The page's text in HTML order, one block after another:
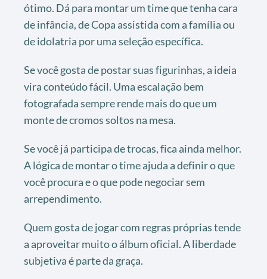
ótimo. Dá para montar um time que tenha cara
de infância, de Copa assistida com a família ou
de idolatria por uma seleção específica.
Se você gosta de postar suas figurinhas, a ideia
vira conteúdo fácil. Uma escalação bem
fotografada sempre rende mais do que um
monte de cromos soltos na mesa.
Se você já participa de trocas, fica ainda melhor.
A lógica de montar o time ajuda a definir o que
você procura e o que pode negociar sem
arrependimento.
Quem gosta de jogar com regras próprias tende
a aproveitar muito o álbum oficial. A liberdade
subjetiva é parte da graça.